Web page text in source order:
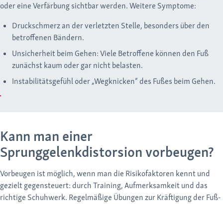
oder eine Verfärbung sichtbar werden. Weitere Symptome:
Druckschmerz an der verletzten Stelle, besonders über den
betroffenen Bändern.
Unsicherheit beim Gehen: Viele Betroffene können den Fuß
zunächst kaum oder gar nicht belasten.
Instabilitätsgefühl oder „Wegknicken“ des Fußes beim Gehen.
Kann man einer
Sprunggelenkdistorsion vorbeugen?
Vorbeugen ist möglich, wenn man die Risikofaktoren kennt und
gezielt gegensteuert: durch Training, Aufmerksamkeit und das
richtige Schuhwerk. Regelmäßige Übungen zur Kräftigung der Fuß-